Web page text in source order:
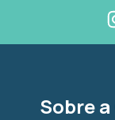
Sobre a